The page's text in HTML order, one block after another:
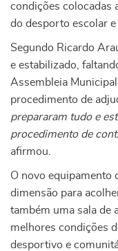
condições colocadas
do desporto escolar e
Segundo Ricardo
e estabilizado,
Assembleia
procedimento de
prepararam tudo e
procedimento de
afirmou.
O novo equipamento
dimensão para
também uma sala de
melhores condições
desportivo e